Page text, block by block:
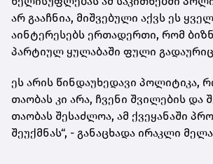
არ გააჩნია, მიშვებული აქვს ეს
აინტერესებს ერთადერთი, რომ
პარტიულ ყულაბაში ფული
ეს არის წინდაუხედავი პოლიტიკა,
თაობას კი არა, ჩვენი შვილების და
თაობას შესაძლოა, ამ ქვეყანაში
შეუქმნას“, - განაცხადა ირაკლი